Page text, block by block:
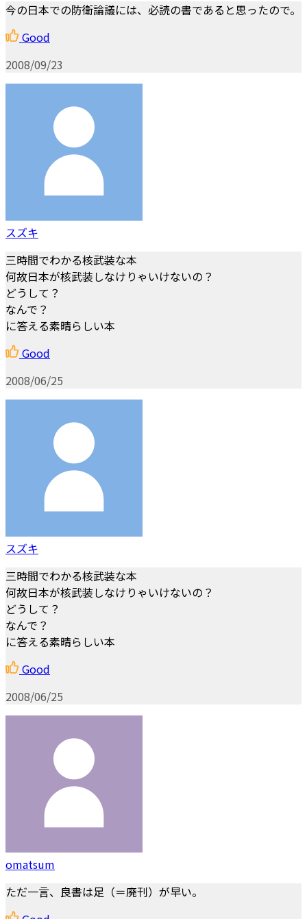
今の日本での防衛論議には、必読の書であると思ったので。
Good
2008/09/23
スズキ
三時間でわかる核武装な本
何故日本が核武装しなけりゃいけないの？
どうして？
なんで？
に答える素晴らしい本
Good
2008/06/25
スズキ
三時間でわかる核武装な本
何故日本が核武装しなけりゃいけないの？
どうして？
なんで？
に答える素晴らしい本
Good
2008/06/25
omatsum
ただ一言、良書は足（＝廃刊）が早い。